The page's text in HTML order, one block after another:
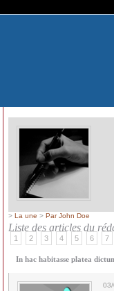
> La une > Par John Doe
Liste des articles du
1 2 3 4 5 6 7
In hac habitasse platea